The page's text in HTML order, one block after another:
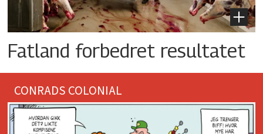
Fatland forbedret resultatet
CONRADS COLONIAL